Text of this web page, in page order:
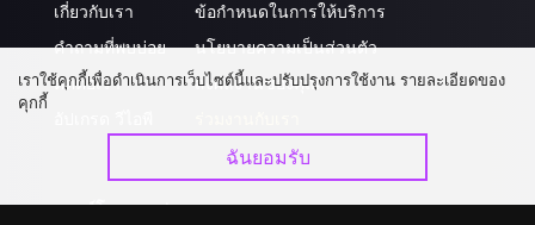
เกี่ยวกับเรา
คำถามที่พบบ่อย
ติดต่อเรา
ข้อกำหนดในการให้บริการ
นโยบายความเป็นส่วนตัว
ส่งผลงานของคุณ
ดาวน์โหลดแอป
เราใช้คุกกี้เพื่อดำเนินการเว็บไซต์นี้และปรับปรุงการใช้งาน รายละเอียดของ
คุกกี้
ฉันยอมรับ